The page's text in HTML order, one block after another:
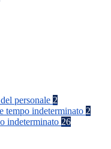
personale 2
tempo indeterminato 2
indeterminato 26